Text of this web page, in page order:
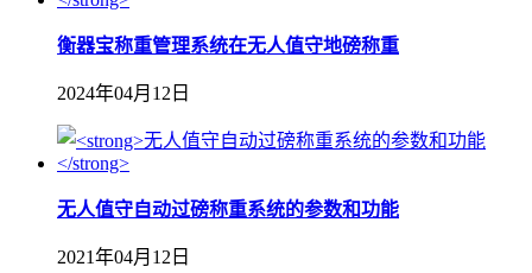
衡器宝称重管理系统在无人值守地磅称重
2024年04月12日
无人值守自动过磅称重系统的参数和功能
2021年04月12日